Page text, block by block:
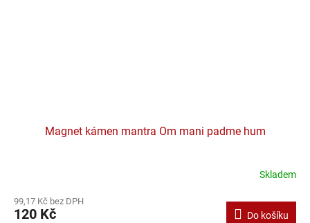
Magnet kámen mantra Om mani padme hum
Skladem
99,17 Kč bez DPH
120 Kč Do košíku